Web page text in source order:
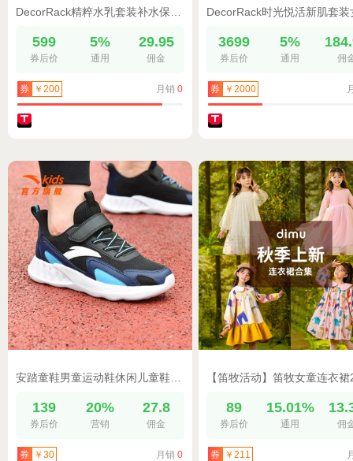
599
券后价
5%
通用
29.95
佣金
券 ￥200 月销 0
3699
券后价
5%
通用 佣
券 ￥2000
139
券后价
20%
营销
27.8
佣金
券 ￥30 月销 0
89
券后价
15.01%
通用 佣
券 ￥211